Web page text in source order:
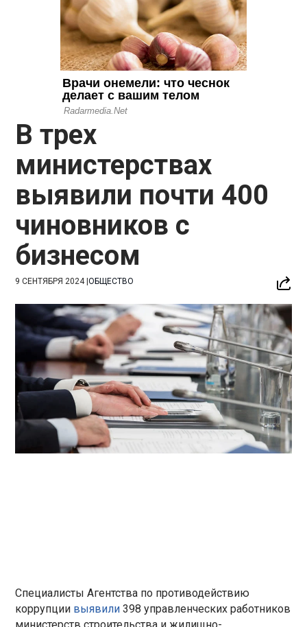
В трех
министерствах
выявили почти 400
чиновников с
бизнесом
9 СЕНТЯБРЯ 2024|ОБЩЕСТВО
Специалисты Агентства по противодействию
коррупции выявили398 управленческих работников